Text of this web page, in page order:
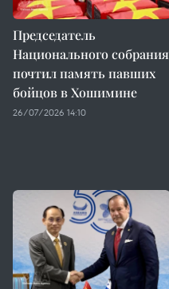
Председатель
Национального собрания
почтил память павших
бойцов в Хошимине
26/07/2026 14:10